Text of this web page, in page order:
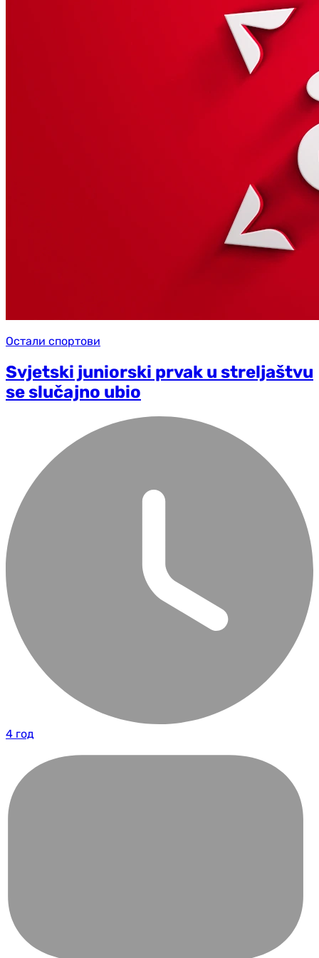
Остали спортови
Svjetski juniorski prvak u streljaštvu
se slučajno ubio
4 год